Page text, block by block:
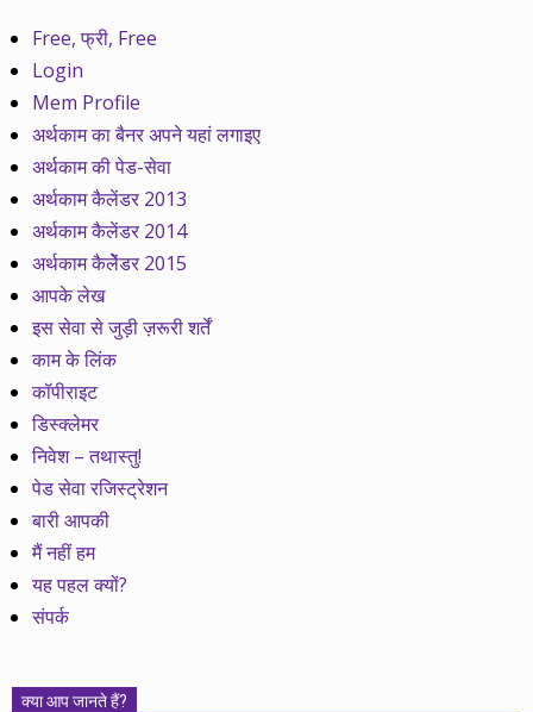
Free, फ्री, Free
Login
Mem Profile
अर्थकाम का बैनर अपने यहां लगाइए
अर्थकाम की पेड-सेवा
अर्थकाम कैलेंडर 2013
अर्थकाम कैलेंडर 2014
अर्थकाम कैलेेंडर 2015
आपके लेख
इस सेवा से जुड़ी ज़रूरी शर्तें
काम के लिंक
कॉपीराइट
डिस्क्लेमर
निवेश – तथास्तु!
पेड सेवा रजिस्ट्रेशन
बारी आपकी
मैं नहीं हम
यह पहल क्यों?
संपर्क
क्या आप जानते हैं?